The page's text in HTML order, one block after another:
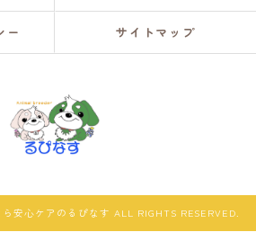
ー サイトマップ
安心ケアのるぴなす ALL RIGHTS RESERVED.